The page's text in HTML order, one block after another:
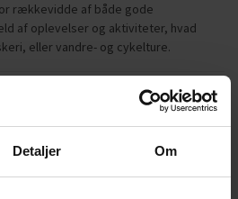
Detaljer Om
rækkevidde af både gode
af oplevelser og aktiviteter, hvad
eller vandre- og cykelture.
4,9
4,6